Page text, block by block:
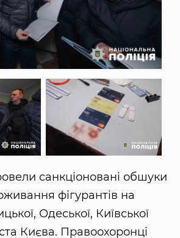
санкціоновані обшуки
фігурантів на
Одеської, Київської
Києва. Правоохоронці